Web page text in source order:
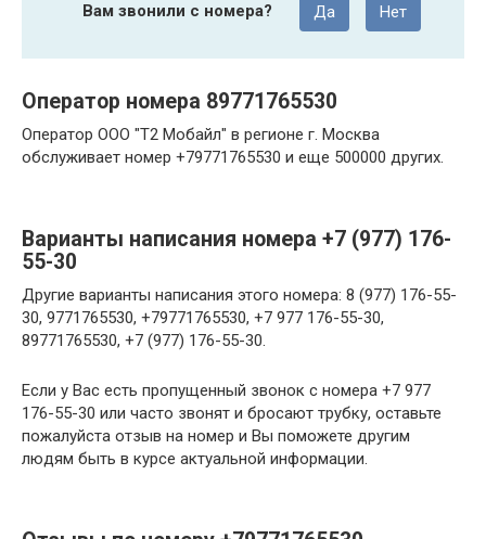
Вам звонили с номера? Да Нет
Оператор номера 89771765530
Оператор ООО "Т2 Мобайл" в регионе г. Москва
обслуживает номер +79771765530 и еще 500000 других.
Варианты написания номера +7 (977) 176-
55-30
Другие варианты написания этого номера: 8 (977) 176-55-
30, 9771765530, +79771765530, +7 977 176-55-30,
89771765530, +7 (977) 176-55-30.
Если у Вас есть пропущенный звонок с номера +7 977
176-55-30 или часто звонят и бросают трубку, оставьте
пожалуйста отзыв на номер и Вы поможете другим
людям быть в курсе актуальной информации.